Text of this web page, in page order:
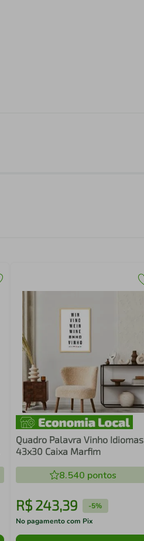
Quadro Palavra Vinho Idiomas
43x30 Caixa Marfim
8.540 pontos
R$ 243,39 -5%
No pagamento com Pix